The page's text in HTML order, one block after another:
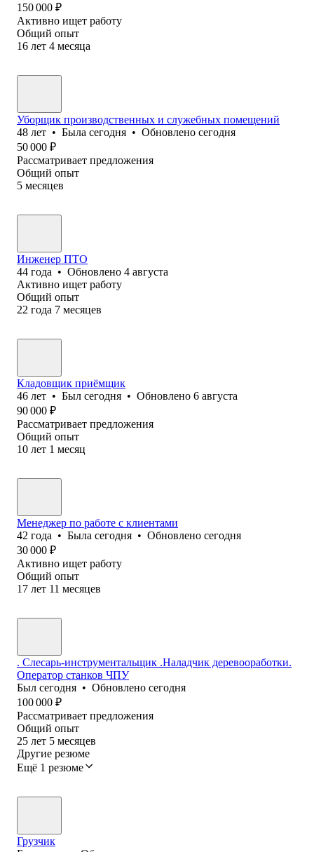
150 000 ₽
Активно ищет работу
Общий опыт
16 лет 4 месяца
Уборщик производственных и служебных помещений
48 лет • Была сегодня • Обновлено сегодня
50 000 ₽
Рассматривает предложения
Общий опыт
5 месяцев
Инженер ПТО
44 года • Обновлено 4 августа
Активно ищет работу
Общий опыт
22 года 7 месяцев
Кладовщик приёмщик
46 лет • Был сегодня • Обновлено 6 августа
90 000 ₽
Рассматривает предложения
Общий опыт
10 лет 1 месяц
Менеджер по работе с клиентами
42 года • Была сегодня • Обновлено сегодня
30 000 ₽
Активно ищет работу
Общий опыт
17 лет 11 месяцев
. Слесарь-инструментальщик .Наладчик деревооработки.
Оператор станков ЧПУ
Был сегодня • Обновлено сегодня
100 000 ₽
Рассматривает предложения
Общий опыт
25 лет 5 месяцев
Другие резюме
Ещё 1 резюме
Грузчик